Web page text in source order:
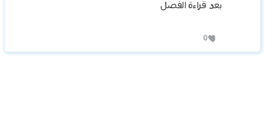
بعد قراءة الفصل
0